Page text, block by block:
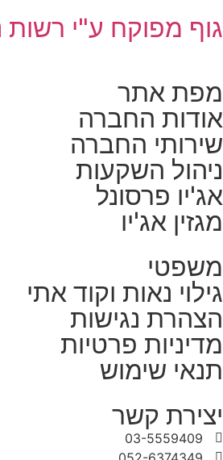
גוף מפוקח ע"י רשות
מפת אתר
אודות החברה
שירותי החברה
ניהול השקעות
אג'יו פרסונל
מגזין אג'יו
משפטי
גילוי נאות וקוד אתי
הצהרת נגישות
מדיניות פרטיות
תנאי שימוש
יצירת קשר
03-5559409